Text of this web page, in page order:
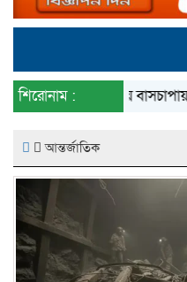
শিরোনাম :
বগুড়ায় বাসচাপায় নিহত ৬
আন্তর্জাতিক